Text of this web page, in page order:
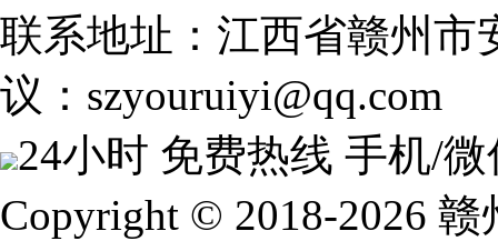
联系地址：江西省赣州市
议：szyouruiyi@qq.com
24小时 免费热线 手机/微
Copyright © 2018-2026